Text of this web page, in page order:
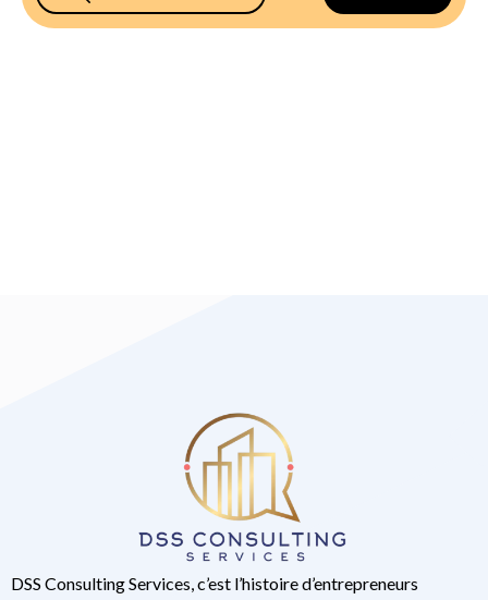
DSS Consulting Services, c’est l’histoire d’entrepreneurs